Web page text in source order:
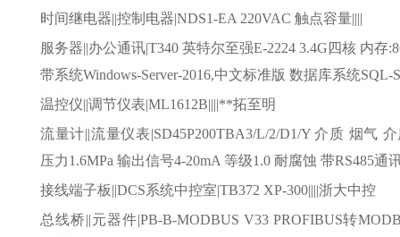
时间继电器||控制电器|NDS1-EA 220VAC 触点容量||||
服务器||办公通讯|T340 英特尔至强E-2224 3.4G四核 内存
带系统Windows-Server-2016,中文标准版 数据库系统SQL-
温控仪||调节仪表|ML1612B||||**拓至明
流量计||流量仪表|SD45P200TBA3/L/2/D1/Y 介质 烟气
压力1.6MPa 输出信号4-20mA 等级1.0 耐腐蚀 带RS485通
接线端子板||DCS系统中控室|TB372 XP-300||||浙大中控
总线桥||元器件|PB-B-MODBUS V33 PROFIBUS转